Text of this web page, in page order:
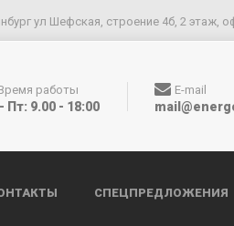
ул Шефская, строение 4б, 2 этаж,
СПЕЦПРЕДЛОЖЕНИЯ
работы
Пт: 9.00 - 18:00
E-mail